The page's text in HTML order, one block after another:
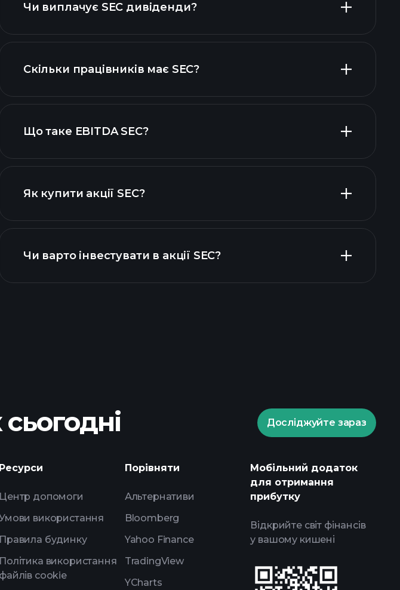
фінансових звітах SEC
Чи виплачує SEC дивіденди?
Скільки працівників має SEC?
Що таке EBITDA SEC?
фінансових звітах
Як купити акції SEC?
Чи варто інвестувати в акції SEC?
Playtrade Tournaments
штучного інтелекту
портфелями
мільярдерів
Досліджуйте зараз
Ресурси
Центр допомоги
використання
Правила будинку
Політика використання
файлів cookie
Порівняти
Альтернативи
Bloomberg
Yahoo Finance
TradingView
YCharts
Мобільний додаток
для отримання
прибутку
Відкрийте світ фінансів
у вашому кишені